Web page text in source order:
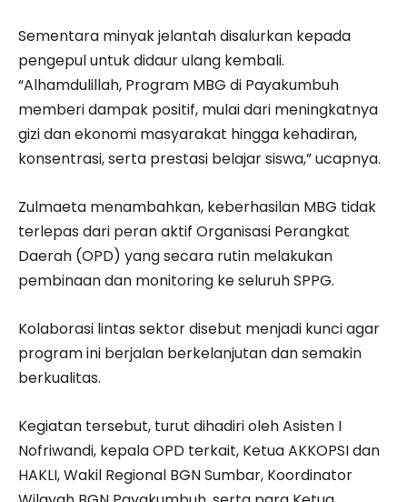
Sementara minyak jelantah disalurkan kepada
pengepul untuk didaur ulang kembali.
“Alhamdulillah, Program MBG di Payakumbuh
memberi dampak positif, mulai dari meningkatnya
gizi dan ekonomi masyarakat hingga kehadiran,
konsentrasi, serta prestasi belajar siswa,” ucapnya.
Zulmaeta menambahkan, keberhasilan MBG tidak
terlepas dari peran aktif Organisasi Perangkat
Daerah (OPD) yang secara rutin melakukan
pembinaan dan monitoring ke seluruh SPPG.
Kolaborasi lintas sektor disebut menjadi kunci agar
program ini berjalan berkelanjutan dan semakin
berkualitas.
Kegiatan tersebut, turut dihadiri oleh Asisten I
Nofriwandi, kepala OPD terkait, Ketua AKKOPSI dan
HAKLI, Wakil Regional BGN Sumbar, Koordinator